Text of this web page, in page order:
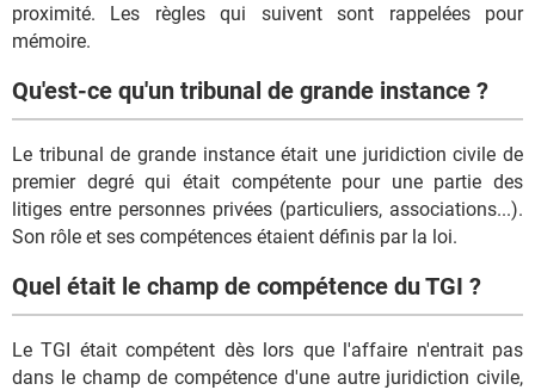
proximité. Les règles qui suivent sont rappelées pour
mémoire.
Qu'est-ce qu'un tribunal de grande instance ?
Le tribunal de grande instance était une juridiction civile de
premier degré qui était compétente pour une partie des
litiges entre personnes privées (particuliers, associations...).
Son rôle et ses compétences étaient définis par la loi.
Quel était le champ de compétence du TGI ?
Le TGI était compétent dès lors que l'affaire n'entrait pas
dans le champ de compétence d'une autre juridiction civile,